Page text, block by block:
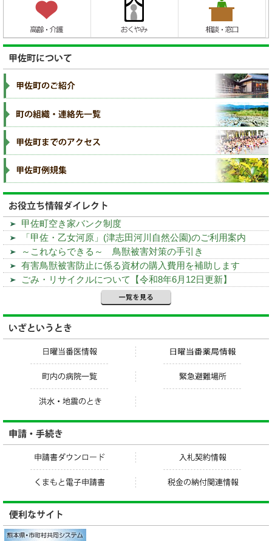
甲佐町空き家バンク制度
「甲佐・乙女河原」(津志田河川自然公園)のご利用案内
～これならできる～ 鳥獣被害対策の手引き
有害鳥獣被害防止に係る資材の購入費用を補助します
ごみ・リサイクルについて【令和8年6月12日更新】